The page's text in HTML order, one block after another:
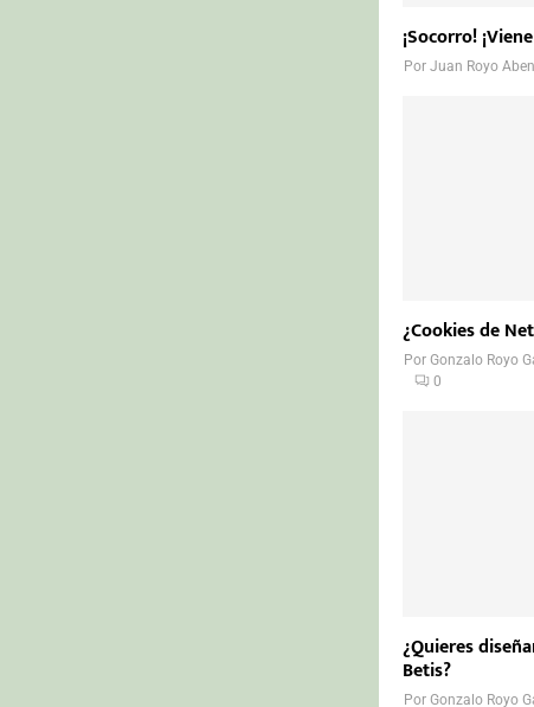
¡Socorro!
PorJuan Royo
¿Cookies de
PorGonzalo Royo
0
¿Quieres
Betis?
PorGonzalo Royo